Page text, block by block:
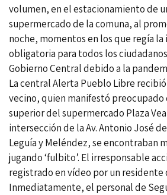
volumen, en el estacionamiento de
supermercado de la comuna, al
noche, momentos en los que regía
obligatoria para todos los
Gobierno Central debido a la
La central Alerta Pueblo Libre
vecino, quien manifestó preocupado
superior del supermercado Plaza
intersección de la Av. Antonio José
Leguía y Meléndez, se encontraban
jugando ‘fulbito’. El irresponsable
registrado en vídeo por un residente
Inmediatamente, el personal de